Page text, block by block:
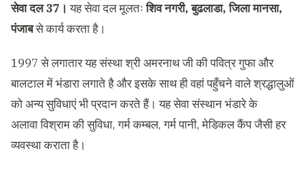
सेवा दल37। यह सेवा दल मूलतःशिव नगरी, बुढलाडा,जिला मानसा,
पंजाबसे कार्य करता है।
1997 से लगातार यह संस्था श्री अमरनाथ जी की पवित्र गुफा और
बालटाल में भंडारा लगाते है और इसके साथ ही वहां पहुँचने वाले श्रद्धालुओं
को अन्य सुविधाएं भी प्रदान करते हैं। यह सेवा संस्थान भंडारे के
अलावा विश्राम की सुविधा, गर्म कम्बल, गर्म पानी, मेडिकल कैंप जैसी हर
व्यवस्था कराता है।